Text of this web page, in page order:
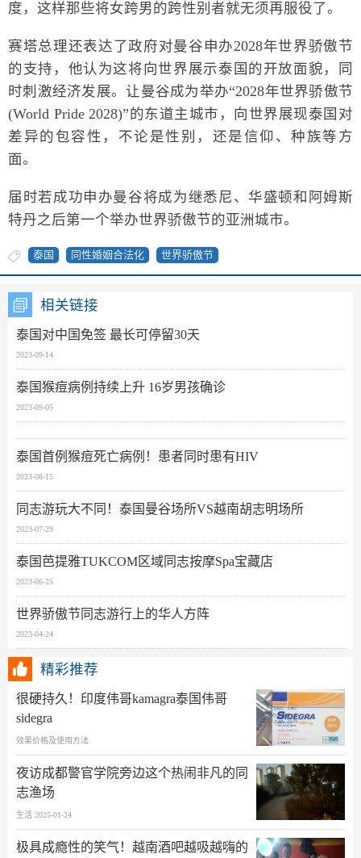
度，这样那些将女跨男的跨性别者就无须再服役了。
赛塔总理还表达了政府对曼谷申办2028年世界骄傲节
的支持，他认为这将向世界展示泰国的开放面貌，同
时刺激经济发展。让曼谷成为举办“2028年世界骄傲节
(World Pride 2028)”的东道主城市，向世界展现泰国对
差异的包容性，不论是性别，还是信仰、种族等方
面。
届时若成功申办曼谷将成为继悉尼、华盛顿和阿姆斯
特丹之后第一个举办世界骄傲节的亚洲城市。
泰国 同性婚姻合法化 世界骄傲节
相关链接
泰国对中国免签 最长可停留30天
2023-09-14
泰国猴痘病例持续上升 16岁男孩确诊
2023-09-05
泰国首例猴痘死亡病例！患者同时患有HIV
2023-08-15
同志游玩大不同！泰国曼谷场所VS越南胡志明场所
2023-07-29
泰国芭提雅TUKCOM区域同志按摩Spa宝藏店
2023-06-25
世界骄傲节同志游行上的华人方阵
2023-04-24
精彩推荐
很硬持久！印度伟哥kamagra泰国伟哥
sidegra
效果价格及使用方法
夜访成都警官学院旁边这个热闹非凡的同
志渔场
生活 2025-01-24
极具成瘾性的笑气！越南酒吧越吸越嗨的